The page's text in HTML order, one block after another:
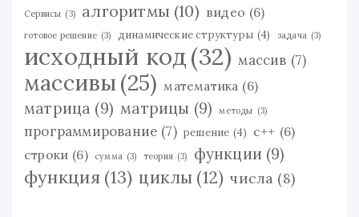
Сервисы (3) алгоритмы (10) видео (6)
готовое решение (3) динамические структуры (4) задача (3)
исходный код(32) массив (7)
массивы (25) математика (6)
матрица (9) матрицы (9) методы (3)
программирование (7) решение (4) с++ (6)
строки (6) сумма (3) теория (3) функции (9)
функция (13) циклы (12) числа (8)